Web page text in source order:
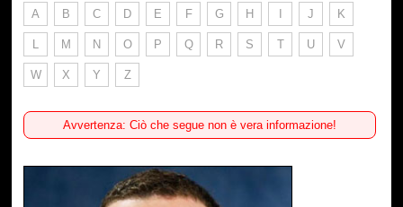
A B C D E F G H I J K
L M N O P Q R S T U V
W X Y Z
Avvertenza: Ciò che segue non è vera informazione!